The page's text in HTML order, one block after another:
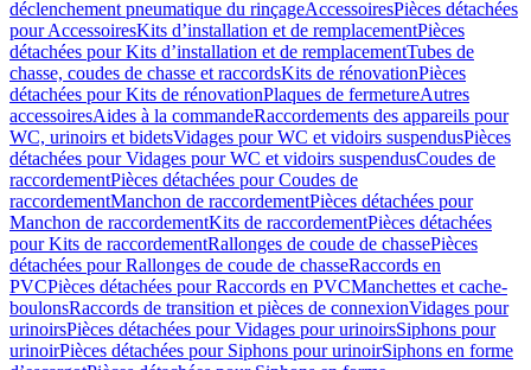
déclenchement pneumatique du rinçageAccessoiresPièces détachées
pour AccessoiresKits d’installation et de remplacementPièces
détachées pour Kits d’installation et de remplacementTubes de
chasse, coudes de chasse et raccordsKits de rénovationPièces
détachées pour Kits de rénovationPlaques de fermetureAutres
accessoiresAides à la commandeRaccordements des appareils pour
WC, urinoirs et bidetsVidages pour WC et vidoirs suspendusPièces
détachées pour Vidages pour WC et vidoirs suspendusCoudes de
raccordementPièces détachées pour Coudes de
raccordementManchon de raccordementPièces détachées pour
Manchon de raccordementKits de raccordementPièces détachées
pour Kits de raccordementRallonges de coude de chassePièces
détachées pour Rallonges de coude de chasseRaccords en
PVCPièces détachées pour Raccords en PVCManchettes et cache-
boulonsRaccords de transition et pièces de connexionVidages pour
urinoirsPièces détachées pour Vidages pour urinoirsSiphons pour
urinoirPièces détachées pour Siphons pour urinoirSiphons en forme